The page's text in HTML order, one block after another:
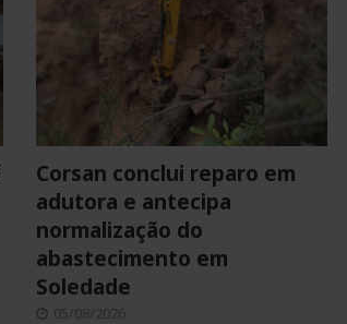
Corsan conclui reparo em
adutora e antecipa
normalização do
abastecimento em
Soledade
05/08/2026